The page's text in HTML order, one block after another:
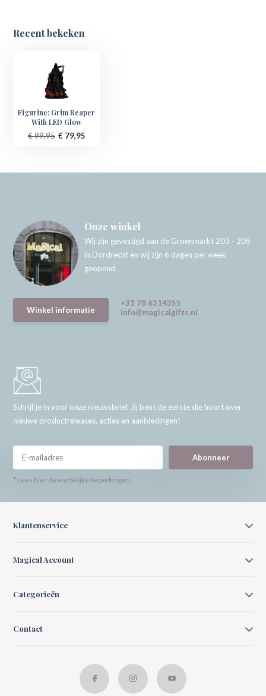
Recent bekeken
Figurine: Grim Reaper
With LED Glow
€ 99,95 € 79,95
Onze winkel
Wij zijn gevestigd aan de Groenmarkt 203 - 205
in Dordrecht en wij zijn 6 dagen per week
geopend.
Winkel informatie
+31 78 6314355
info@magicalgifts.nl
Schrijf je in voor onze nieuwsbrief. Jij bent de eerste die hoort over
nieuwe productreleases, acties en aanbiedingen!
Abonneer
* Lees hier de wettelijke beperkingen
Klantenservice
Magical Account
Categorieën
Contact